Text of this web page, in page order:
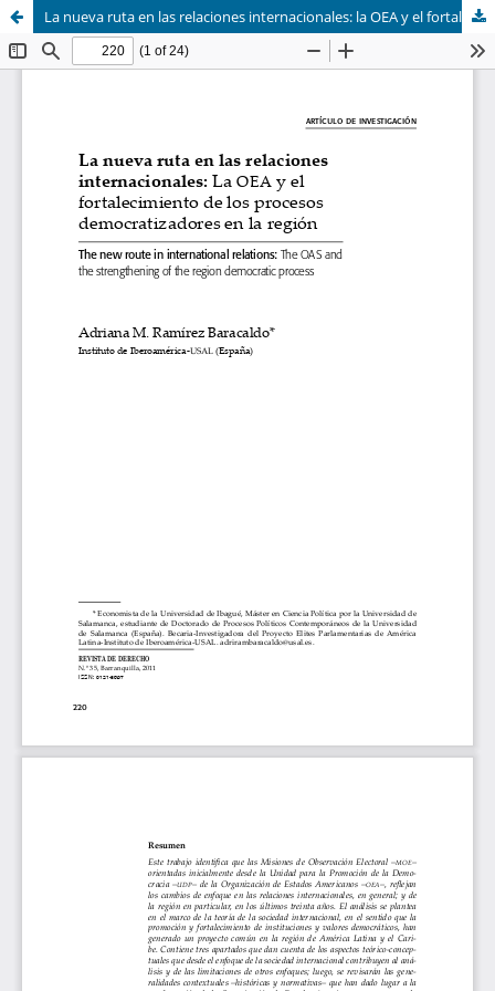
La nueva ruta en las relaciones internacionales: la OEA y el fortalecimiento de los procesos democratizadores en la región